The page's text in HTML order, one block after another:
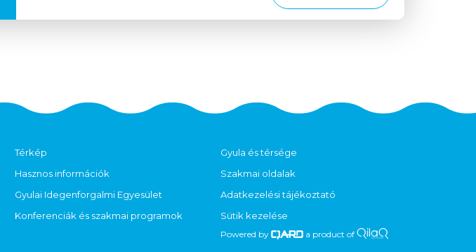
Térkép
Hasznos információk
Gyulai Idegenforgalmi Egyesület
Konferenciák és szakmai programok
Gyula és térsége
Szakmai oldalak
Adatkezelési tájékoztató
Sütik kezelése
Powered by a product of